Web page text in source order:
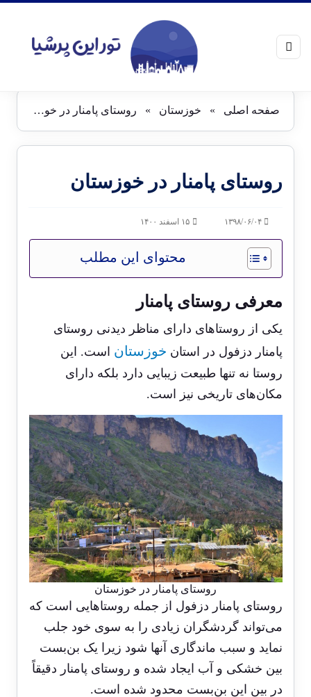
صفحه اصلی » خوزستان » روستای پامنار در خوزستان
روستای پامنار در خوزستان
۱۳۹۸/۰۶/۰۴ ۱۵ اسفند ۱۴۰۰
محتوای این مطلب
معرفی روستای پامنار
یکی از روستاهای دارای مناظر دیدنی روستای
پامنار دزفول در استان خوزستان است. این
روستا نه تنها طبیعت زیبایی دارد بلکه دارای
مکان‌های تاریخی نیز است.
روستای پامنار در خوزستان
روستای پامنار دزفول از جمله روستاهایی است که
می‌تواند گردشگران زیادی را به سوی خود جلب
نماید و سبب ماندگاری آنها شود زیرا یک بن‌بست
بین خشکی و آب ایجاد شده و روستای پامنار دقیقاً
در بین این بن‌بست محدود شده است.